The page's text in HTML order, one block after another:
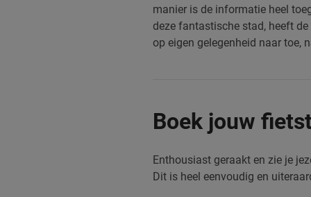
manier is de informatie heel
deze fantastische stad, heeft
op eigen gelegenheid naar toe,
Boek jouw
Enthousiast geraakt en zie je
Dit is heel eenvoudig en